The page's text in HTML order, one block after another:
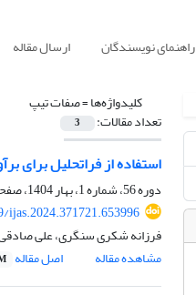
راهنمای نویسندگان ارسال مقاله
کلیدواژه‌ها =صفات تیپ
تعداد مقالات: 3
استفاده از فراتحلیل برای
دوره 56، شماره 1، بهار 1404، صفحه
ijas.2024.371721.653996
فرزانه شکری سنگری، علی
مشاهده مقاله
اصل مقاله